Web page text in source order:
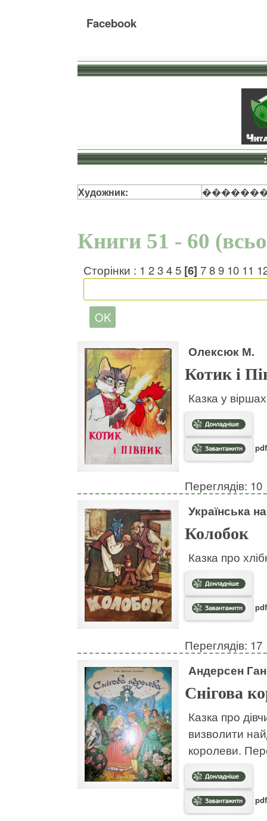
Facebook
Художник:
Книги 51 - 60
Сторінки : 1 2345 [6] 789 10 11
Олексюк М.
Котик і
Казка у
Переглядів: 10
Українська
Колобок
Казка про
Переглядів: 17
Андерсен
Снігова
Казка про
визволити
королеви.